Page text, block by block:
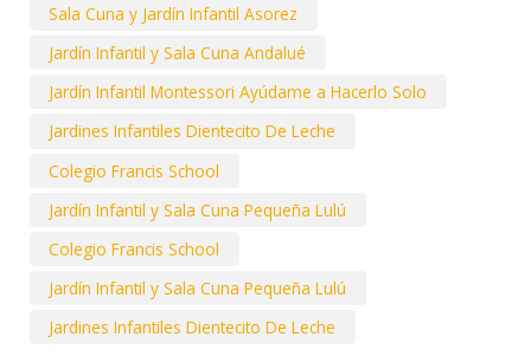
Sala Cuna y Jardín Infantil Asorez
Jardín Infantil y Sala Cuna Andalué
Jardín Infantil Montessori Ayúdame a Hacerlo Solo
Jardines Infantiles Dientecito De Leche
Colegio Francis School
Jardín Infantil y Sala Cuna Pequeña Lulú
Colegio Francis School
Jardín Infantil y Sala Cuna Pequeña Lulú
Jardines Infantiles Dientecito De Leche